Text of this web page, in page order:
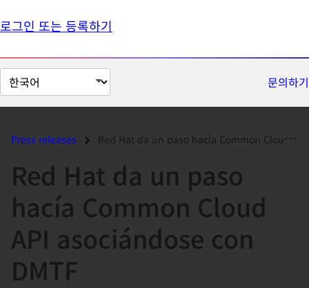
로그인 또는 등록하기
페
이
문의하기
Press releases Red Hat da un paso hacía Common Cloud API asociándose con DMTF...
Red Hat da un paso
hacía Common Cloud
API asociándose con
DMTF